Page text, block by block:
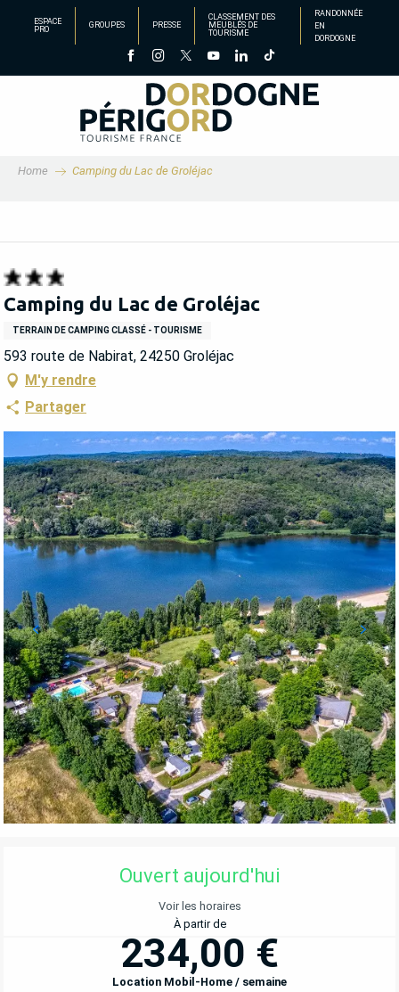
principal
ESPACE
PRO
GROUPES PRESSE
CLASSEMENT DES
MEUBLÉS DE
TOURISME
RANDONNÉE
EN
DORDOGNE
Home Camping du Lac de Groléjac
Camping du Lac de Groléjac
TERRAIN DE CAMPING CLASSÉ - TOURISME
593 route de Nabirat, 24250 Groléjac
M'y rendre
Partager
OUVERTURE ET COORDONNÉES
Ouvert aujourd'hui
Voir les horaires
À partir de
234,00 €
Location Mobil-Home / semaine